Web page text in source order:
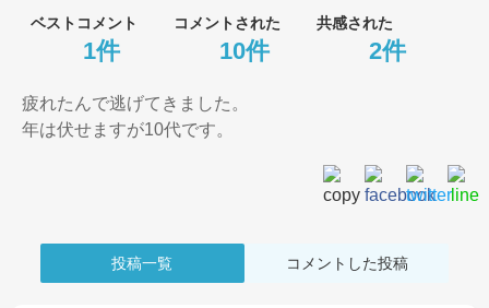
ベストコメント コメントされた 共感された
1件 10件 2件
疲れたんで逃げてきました。
年は伏せますが10代です。
投稿一覧 コメントした投稿